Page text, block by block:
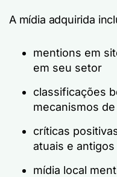
A mídia adquirida
mentions em
em seu setor
classificações
mecanismos
críticas
atuais e antigos
mídia local